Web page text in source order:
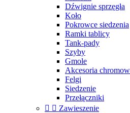
Dźwignie sprzęgła
Koło
Pokrowce siedzenia
Ramki tablicy
Tank-pady
Szyby
Gmole
Akcesoria
Felgi
Siedzenie
Przełączniki
  Zawieszenie